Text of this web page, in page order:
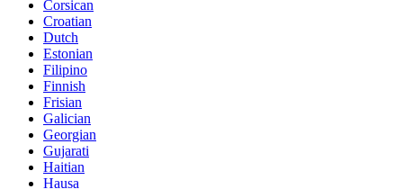
Corsican
Croatian
Dutch
Estonian
Filipino
Finnish
Frisian
Galician
Georgian
Gujarati
Haitian
Hausa